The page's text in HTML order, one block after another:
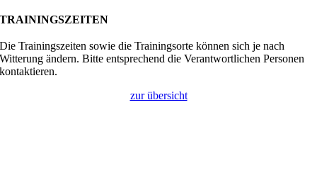
TRAININGSZEITEN
Die Trainingszeiten sowie die Trainingsorte können sich je nach
Witterung ändern. Bitte entsprechend die Verantwortlichen Personen
kontaktieren.
zur übersicht